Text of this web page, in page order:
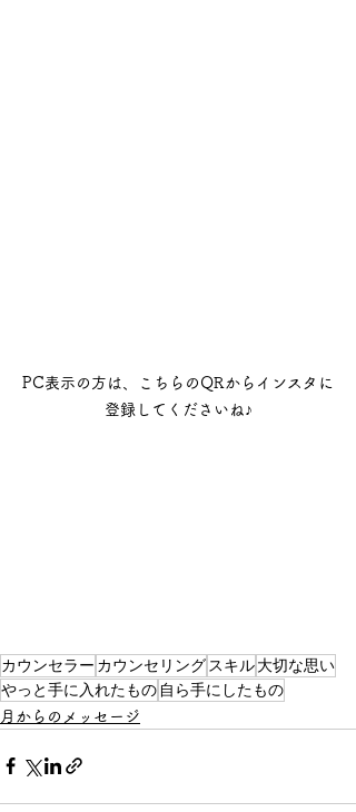
PC表示の方は、こちらのQRからインスタに
登録してくださいね♪
カウンセラー カウンセリング スキル 大切な思い
やっと手に入れたもの 自ら手にしたもの
月からのメッセージ